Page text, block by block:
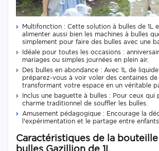
Multifonction : Cette solution à bulles de 1L
alimenter aussi bien les machines à bulles
simplement pour faire des bulles avec une
Idéale pour toutes les occasions :
mariages ou simples journées en plein air.
Des bulles en abondance : Avec 1L de liquide
préparez-vous à voir voler des centaines de
transformant votre espace en un véritable
Inclus une baguette à bulles : Pour ceux qui
charme traditionnel de souffler les bulles.
Amusement pédagogique : Encourage la
l'expérimentation et le partage entre enfants.
Caractéristiques de la bouteille
bulles Gazillion de 1L